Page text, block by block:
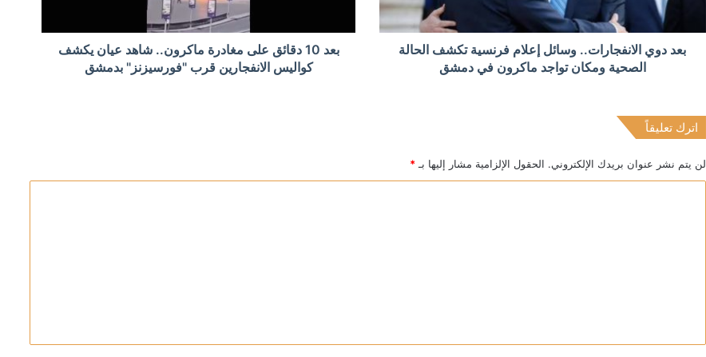
إيران تحمل الولايات المتحدة وشركاءها مسؤولية العواقب الوخيمة لقصف العراق
منذ 5 ساعات
بعد دوي الانفجارات.. وسائل إعلام فرنسية تكشف الحالة
الصحية ومكان تواجد ماكرون في دمشق
بعد 10 دقائق على مغادرة ماكرون.. شاهد عيان يكشف
كواليس الانفجارين قرب "فورسيزنز" بدمشق
اترك تعليقاً
لن يتم نشر عنوان بريدك الإلكتروني. الحقول الإلزامية مشار إليها بـ *